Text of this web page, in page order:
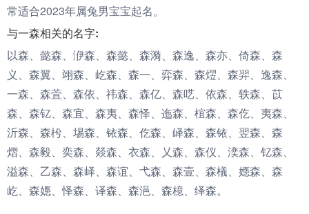
常适合2023年属兔男宝宝起名。
与一森相关的名字:
以森、懿森、洢森、森懿、森漪、森逸、森亦、倚森、森
义、森翼、翊森、屹森、森一、弈森、森熤、森羿、逸森、
一森、森萓、森依、祎森、森亿、森呓、依森、轶森、苡
森、森钇、森宜、森夷、森怿、迤森、椬森、森仡、夷森、
沂森、森枍、埸森、铱森、仡森、峄森、森铱、翌森、森
熠、森毅、奕森、燚森、衣森、乂森、森仪、湙森、钇森、
溢森、乙森、森峄、森谊、弋森、森壹、森檥、嫕森、森
屹、森嫕、怿森、译森、森浥、森檍、绎森。